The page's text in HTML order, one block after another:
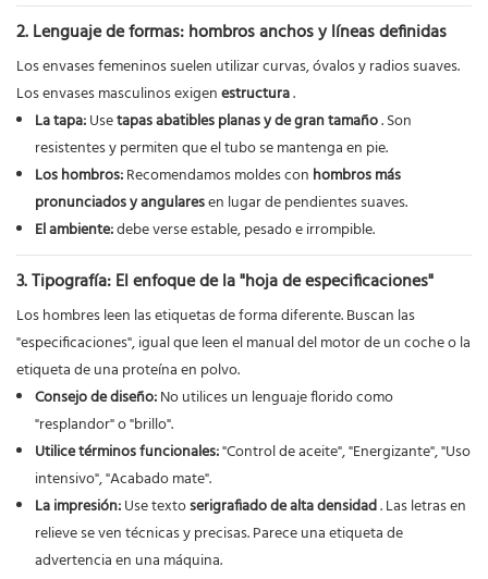
2. Lenguaje de formas: hombros anchos y líneas definidas
Los envases femeninos suelen utilizar curvas, óvalos y radios suaves.
Los envases masculinos exigenestructura.
La tapa:Usetapas abatibles planas y de gran tamaño. Son
resistentes y permiten que el tubo se mantenga en pie.
Los hombros:Recomendamos moldes con hombros más
pronunciados y angularesen lugar de pendientes suaves.
El ambiente:debe verse estable, pesado e irrompible.
3. Tipografía: El enfoque de la "hoja de especificaciones"
Los hombres leen las etiquetas de forma diferente. Buscan las
"especificaciones", igual que leen el manual del motor de un coche o la
etiqueta de una proteína en polvo.
Consejo de diseño:No utilices un lenguaje florido como
"resplandor" o "brillo".
Utilice términos funcionales:"Control de aceite", "Energizante", "Uso
intensivo", "Acabado mate".
La impresión:Use textoserigrafiado de alta densidad. Las letras en
relieve se ven técnicas y precisas. Parece una etiqueta de
advertencia en una máquina.